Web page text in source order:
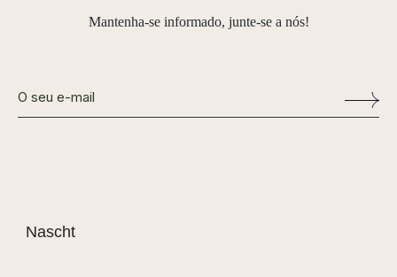
Mantenha-se informado, junte-se a nós!
Nascht